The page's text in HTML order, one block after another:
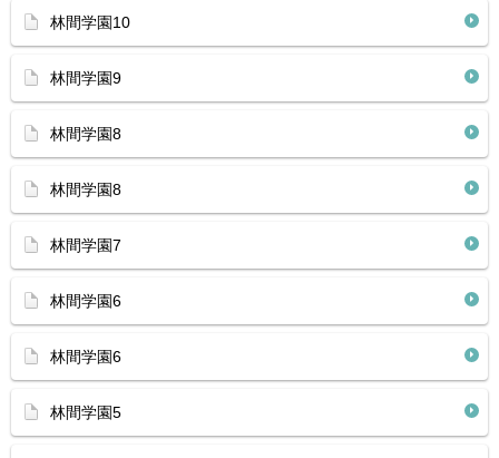
林間学園10
林間学園9
林間学園8
林間学園8
林間学園7
林間学園6
林間学園6
林間学園5